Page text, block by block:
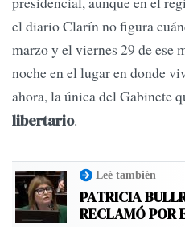
el diario Clarín no figura
marzo y el viernes 29 de ese
noche en el lugar en donde
ahora, la única del Gabinete
libertario.
Leé también
PATRICIA
RECLAMÓ POR